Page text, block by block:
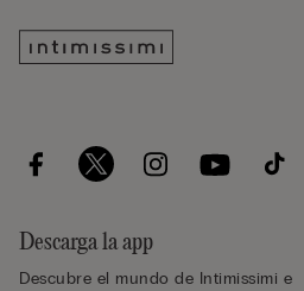
Descarga la app
Descubre el mundo de Intimissimi e